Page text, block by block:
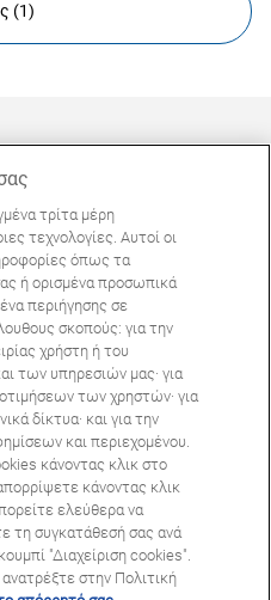
(1)
Απορρήτου
rights reserved | 2024
τρίτα μέρη
τεχνολογίες. Αυτοί οι
όπως τα
ή ορισμένα προσωπικά
περιήγησης σε
σκοπούς: για την
χρήστη ή του
των υπηρεσιών μας· για
των χρηστών· για
δίκτυα· και για την
και περιεχομένου.
κάνοντας κλικ στο
κάνοντας κλικ
ελεύθερα να
τη συγκατάθεσή σας ανά
"Διαχείριση cookies".
στην Πολιτική